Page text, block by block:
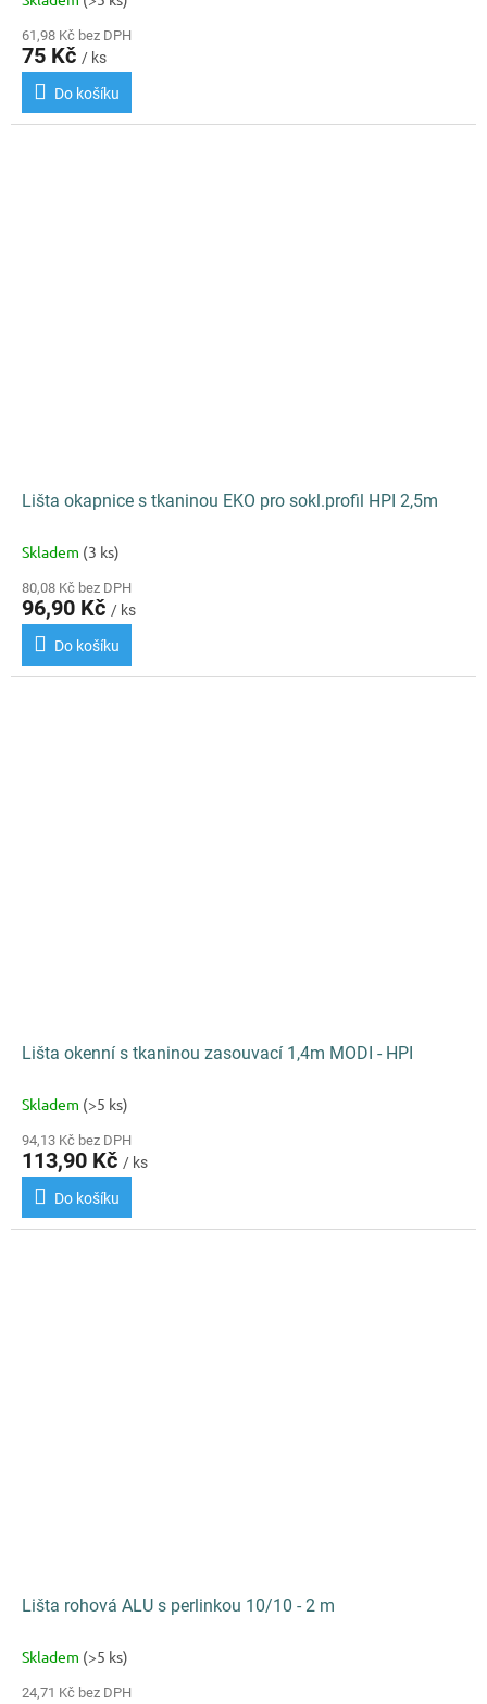
61,98 Kč bez DPH
75 Kč / ks
Do košíku
Lišta okapnice s tkaninou EKO pro sokl.profil HPI 2,5m
Skladem (3 ks)
80,08 Kč bez DPH
96,90 Kč / ks
Do košíku
Lišta okenní s tkaninou zasouvací 1,4m MODI - HPI
Skladem (>5 ks)
94,13 Kč bez DPH
113,90 Kč / ks
Do košíku
Lišta rohová ALU s perlinkou 10/10 - 2 m
Skladem (>5 ks)
24,71 Kč bez DPH